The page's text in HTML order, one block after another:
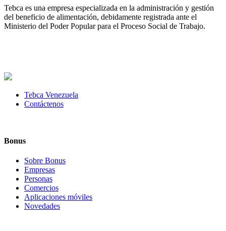
Tebca es una empresa especializada en la administración y gestión
del beneficio de alimentación, debidamente registrada ante el
Ministerio del Poder Popular para el Proceso Social de Trabajo.
Tebca Venezuela
Contáctenos
Bonus
Sobre Bonus
Empresas
Personas
Comercios
Aplicaciones móviles
Novedades